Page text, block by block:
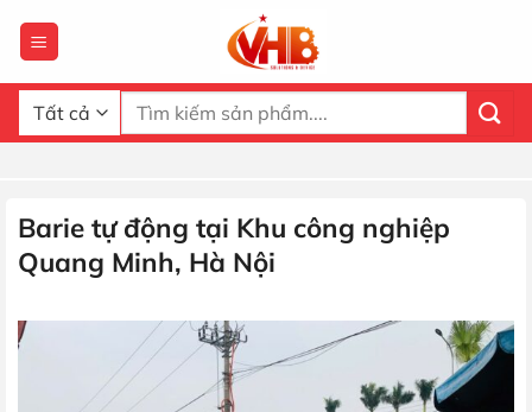
qua
dung
Tìm
kiếm:
Barie tự động tại Khu công nghiệp
Quang Minh, Hà Nội